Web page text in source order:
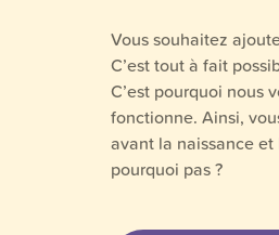
Vous souhaitez
C’est tout à fait
C’est pourquoi nous
fonctionne. Ainsi,
avant la naissance et
pourquoi pas ?